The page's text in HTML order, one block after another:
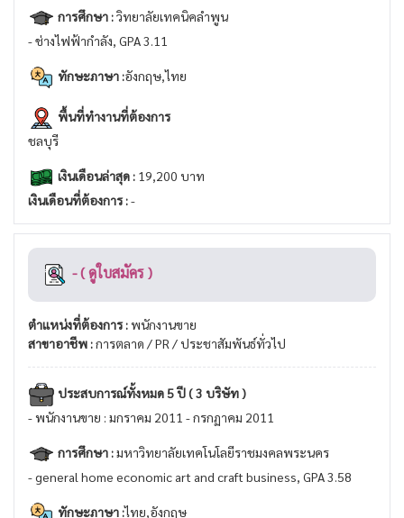
การศึกษา :วิทยาลัยเทคนิคลำพูน
- ช่างไฟฟ้ากำลัง, GPA 3.11
ทักษะภาษา :อังกฤษ,ไทย
พื้นที่ทำงานที่ต้องการ
ชลบุรี
เงินเดือนล่าสุด : 19,200 บาท
เงินเดือนที่ต้องการ :-
- ( ดูใบสมัคร )
ตำแหน่งที่ต้องการ :พนักงานขาย
สาขาอาชีพ :การตลาด / PR / ประชาสัมพันธ์ทั่วไป
ประสบการณ์ทั้งหมด 5 ปี ( 3 บริษัท )
- พนักงานขาย : มกราคม 2011 - กรกฏาคม 2011
การศึกษา :มหาวิทยาลัยเทคโนโลยีราชมงคลพระนคร
- general home economic art and craft business, GPA 3.58
ทักษะภาษา :ไทย,อังกฤษ